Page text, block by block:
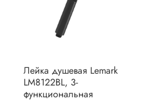
Лейка душевая Lemark
LM8122BL, 3-
функциональная